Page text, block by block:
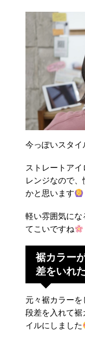
今っぽいスタイ
ストレートア
レンジなので
かと思います
軽い雰囲気にな
てこいですね
裾カラー
差をいれ
元々裾カラー
段差を入れて裾
イルにしました